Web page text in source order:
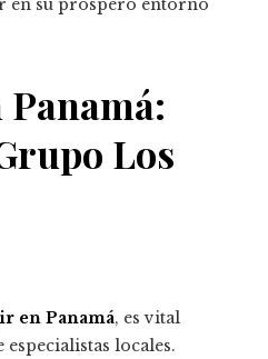
en su próspero entorno
Los
en Panamá, es vital
locales.